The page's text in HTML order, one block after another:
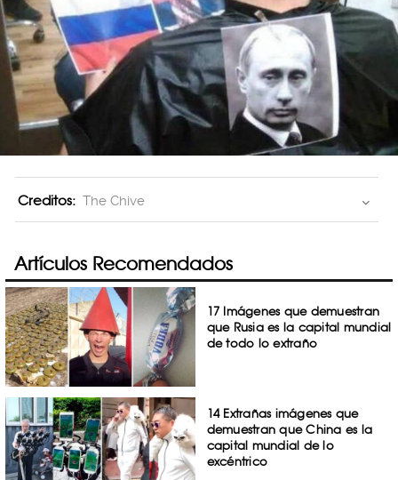
Creditos: The Chive
Artículos Recomendados
17 Imágenes que demuestran
que Rusia es la capital mundial
de todo lo extraño
14 Extrañas imágenes que
demuestran que China es la
capital mundial de lo
excéntrico